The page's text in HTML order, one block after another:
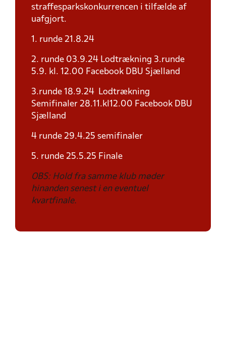
straffesparkskonkurrencen i tilfælde af
uafgjort.
1. runde 21.8.24
2. runde 03.9.24 Lodtrækning 3.runde
5.9. kl. 12.00 Facebook DBU Sjælland
3.runde 18.9.24 Lodtrækning
Semifinaler 28.11.kl12.00 Facebook DBU
Sjælland
4 runde 29.4.25 semifinaler
5. runde 25.5.25 Finale
OBS: Hold fra samme klub møder
hinanden senest i en eventuel
kvartfinale.